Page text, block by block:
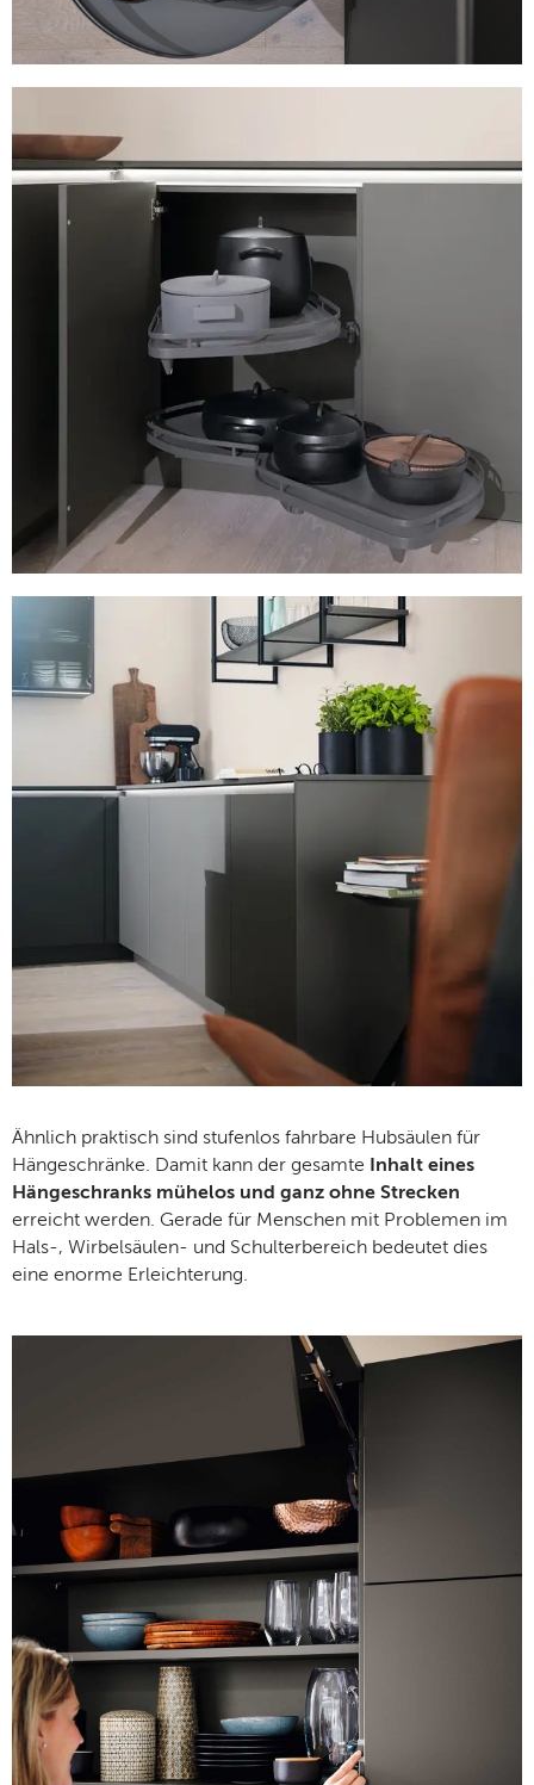
Ähnlich praktisch sind stufenlos fahrbare Hubsäulen für
Hängeschränke. Damit kann der gesamte Inhalt eines
Hängeschranks mühelos und ganz ohne Strecken
erreicht werden. Gerade für Menschen mit Problemen im
Hals-, Wirbelsäulen- und Schulterbereich bedeutet dies
eine enorme Erleichterung.